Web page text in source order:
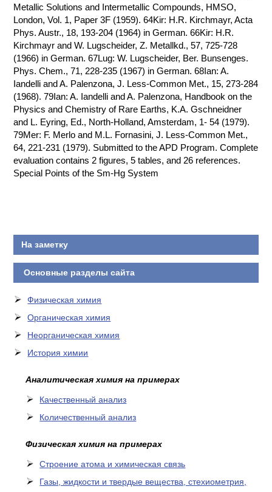
Metallic Solutions and Intermetallic Compounds, HMSO,
London, Vol. 1, Paper 3F (1959). 64Kir: H.R. Kirchmayr, Acta
Phys. Austr., 18, 193-204 (1964) in German. 66Kir: H.R.
Kirchmayr and W. Lugscheider, Z. Metallkd., 57, 725-728
(1966) in German. 67Lug: W. Lugscheider, Ber. Bunsenges.
Phys. Chem., 71, 228-235 (1967) in German. 68Ian: A.
Iandelli and A. Palenzona, J. Less-Common Met., 15, 273-284
(1968). 79Ian: A. Iandelli and A. Palenzona, Handbook on the
Physics and Chemistry of Rare Earths, K.A. Gschneidner
and L. Eyring, Ed., North-Holland, Amsterdam, 1- 54 (1979).
79Mer: F. Merlo and M.L. Fornasini, J. Less-Common Met.,
64, 221-231 (1979). Submitted to the APD Program. Complete
evaluation contains 2 figures, 5 tables, and 26 references.
Special Points of the Sm-Hg System
На заметку
Основные разделы сайта
Физическая химия
Органическая химия
Неорганическая химия
История химии
Аналитическая химия на примерах
Качественный анализ
Количественный анализ
Физическая химия на примерах
Cтроение атома и химическая связь
Газы, жидкости и твердые вещества, стехиометрия,